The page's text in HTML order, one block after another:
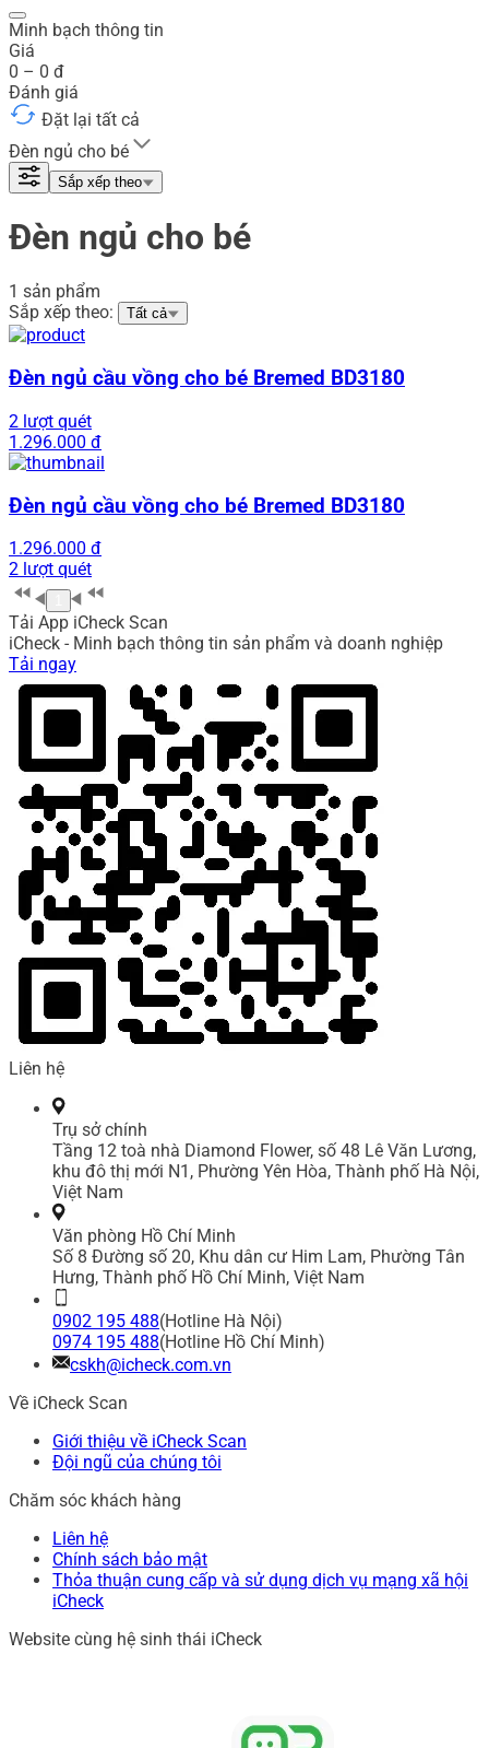
Minh bạch thông tin
Giá
0 – 0 đ
Đánh giá
Đặt lại tất cả
Đèn ngủ cho bé
Sắp xếp theo
Đèn ngủ cho bé
1 sản phẩm
Sắp xếp theo:
Tất cả
Đèn ngủ cầu vồng cho bé Bremed BD3180
2 lượt quét
1.296.000 đ
Đèn ngủ cầu vồng cho bé Bremed BD3180
1.296.000 đ
2 lượt quét
Tải App iCheck Scan
iCheck - Minh bạch thông tin sản phẩm và doanh nghiệp
Tải ngay
Liên hệ
Trụ sở chính
Tầng 12 toà nhà Diamond Flower, số 48 Lê Văn Lương,
khu đô thị mới N1, Phường Yên Hòa, Thành phố Hà Nội,
Việt Nam
Văn phòng Hồ Chí Minh
Số 8 Đường số 20, Khu dân cư Him Lam, Phường Tân
Hưng, Thành phố Hồ Chí Minh, Việt Nam
0902 195 488(Hotline Hà Nội)
0974 195 488(Hotline Hồ Chí Minh)
cskh@icheck.com.vn
Về iCheck Scan
Giới thiệu về iCheck Scan
Đội ngũ của chúng tôi
Chăm sóc khách hàng
Liên hệ
Chính sách bảo mật
Thỏa thuận cung cấp và sử dụng dịch vụ mạng xã hội
iCheck
Website cùng hệ sinh thái iCheck